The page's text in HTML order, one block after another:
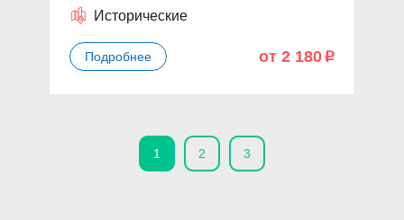
Исторические
Подробнее от 2 180 p
1 2 3